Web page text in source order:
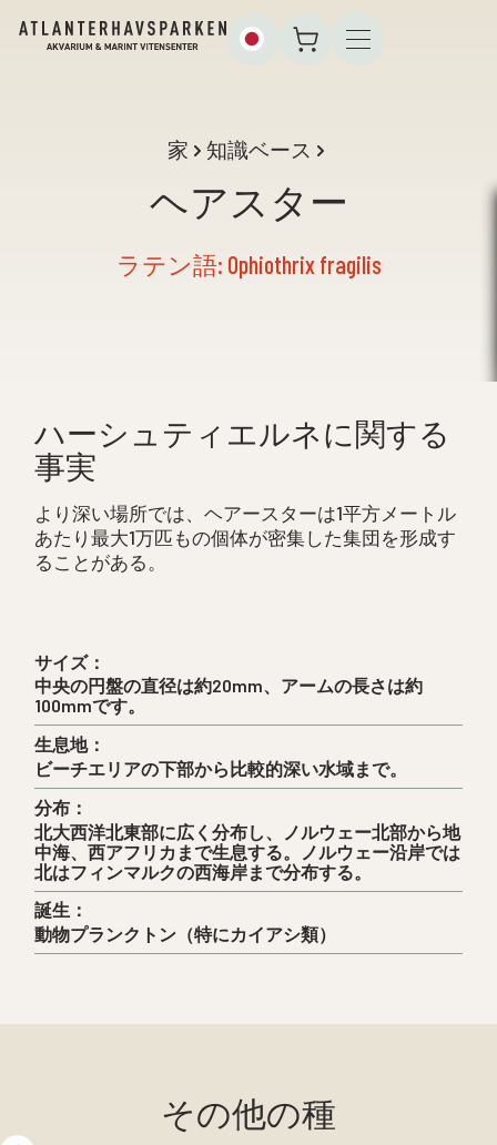
家 知識ベース
ヘアスター
ラテン語: Ophiothrix fragilis
サイズ：
中央の円盤の直径は約20mm、アームの長さは約
100mmです。
生息地：
ビーチエリアの下部から比較的深い水域まで。
分布：
北大西洋北東部に広く分布し、ノルウェー北部から地
中海、西アフリカまで生息する。ノルウェー沿岸では
北はフィンマルクの西海岸まで分布する。
誕生：
動物プランクトン（特にカイアシ類）
ハーシュティエルネに関する
事実
より深い場所では、ヘアースターは1平方メートル
あたり最大1万匹もの個体が密集した集団を形成す
ることがある。
その他の種